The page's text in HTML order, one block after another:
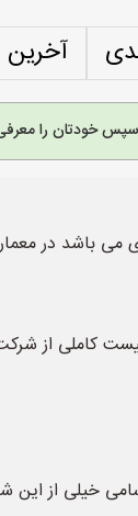
آخرین
خودتان را
باشد در
کاملی از
خیلی از